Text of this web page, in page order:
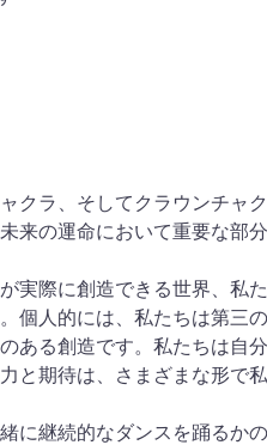
ラ、そしてクラウンチャ
来の運命において重要な部分
際に創造できる世界、私
人的には、私たちは第三
る創造です。私たちは自
期待は、さまざまな形で
継続的なダンスを踊るか